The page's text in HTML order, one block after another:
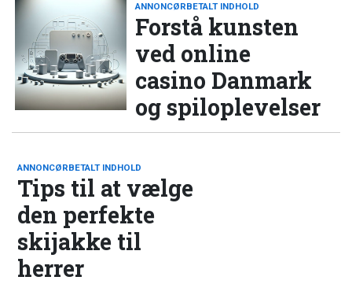
ANNONCØRBETALT INDHOLD
Forstå kunsten
ved online
casino Danmark
og spiloplevelser
ANNONCØRBETALT INDHOLD
Tips til at vælge
den perfekte
skijakke til
herrer